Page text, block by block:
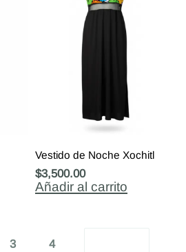
Vestido de Noche Xochitl
$3,500.00
Añadir al carrito
3 4